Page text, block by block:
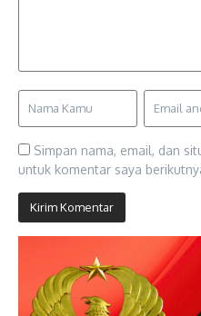
Simpan nama, email, dan
untuk komentar saya